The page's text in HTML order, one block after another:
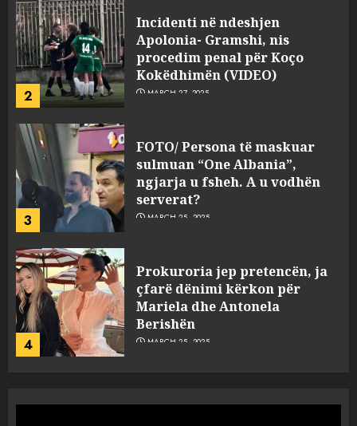
3
FOTO/ Persona të maskuar
sulmuan “One Albania”,
ngjarja u fsheh. A u vodhën
serverat?
MARCH 25, 2025
4
Prokuroria jep pretencën, ja
çfarë dënimi kërkon për
Mariela dhe Antonela
Berishën
MARCH 25, 2025
5
“Ai që drejtonte makinën më
ngjau me Talo Çelën”,
dëshmia e Nuredin Dumanit
flet për PERSONAT që e
plagosën!